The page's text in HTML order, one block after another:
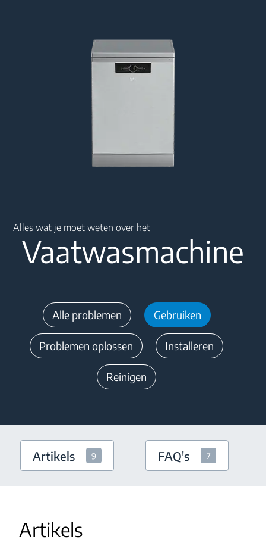
Alles wat je moet weten over het
Vaatwasmachine
Alle problemen Gebruiken
Problemen oplossen Installeren
Reinigen
Artikels 9 FAQ's 7
Artikels